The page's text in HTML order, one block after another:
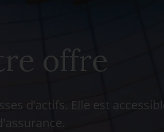
offre
d’actifs. Elle est